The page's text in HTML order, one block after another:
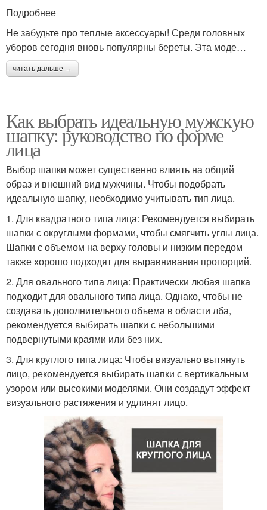
Подробнее
Не забудьте про теплые аксессуары! Среди головных
уборов сегодня вновь популярны береты. Эта моде…
читать дальше →
Как выбрать идеальную мужскую
шапку: руководство по форме
лица
Выбор шапки может существенно влиять на общий
образ и внешний вид мужчины. Чтобы подобрать
идеальную шапку, необходимо учитывать тип лица.
1. Для квадратного типа лица: Рекомендуется выбирать
шапки с округлыми формами, чтобы смягчить углы лица.
Шапки с объемом на верху головы и низким передом
также хорошо подходят для выравнивания пропорций.
2. Для овального типа лица: Практически любая шапка
подходит для овального типа лица. Однако, чтобы не
создавать дополнительного объема в области лба,
рекомендуется выбирать шапки с небольшими
подвернутыми краями или без них.
3. Для круглого типа лица: Чтобы визуально вытянуть
лицо, рекомендуется выбирать шапки с вертикальным
узором или высокими моделями. Они создадут эффект
визуального растяжения и удлинят лицо.